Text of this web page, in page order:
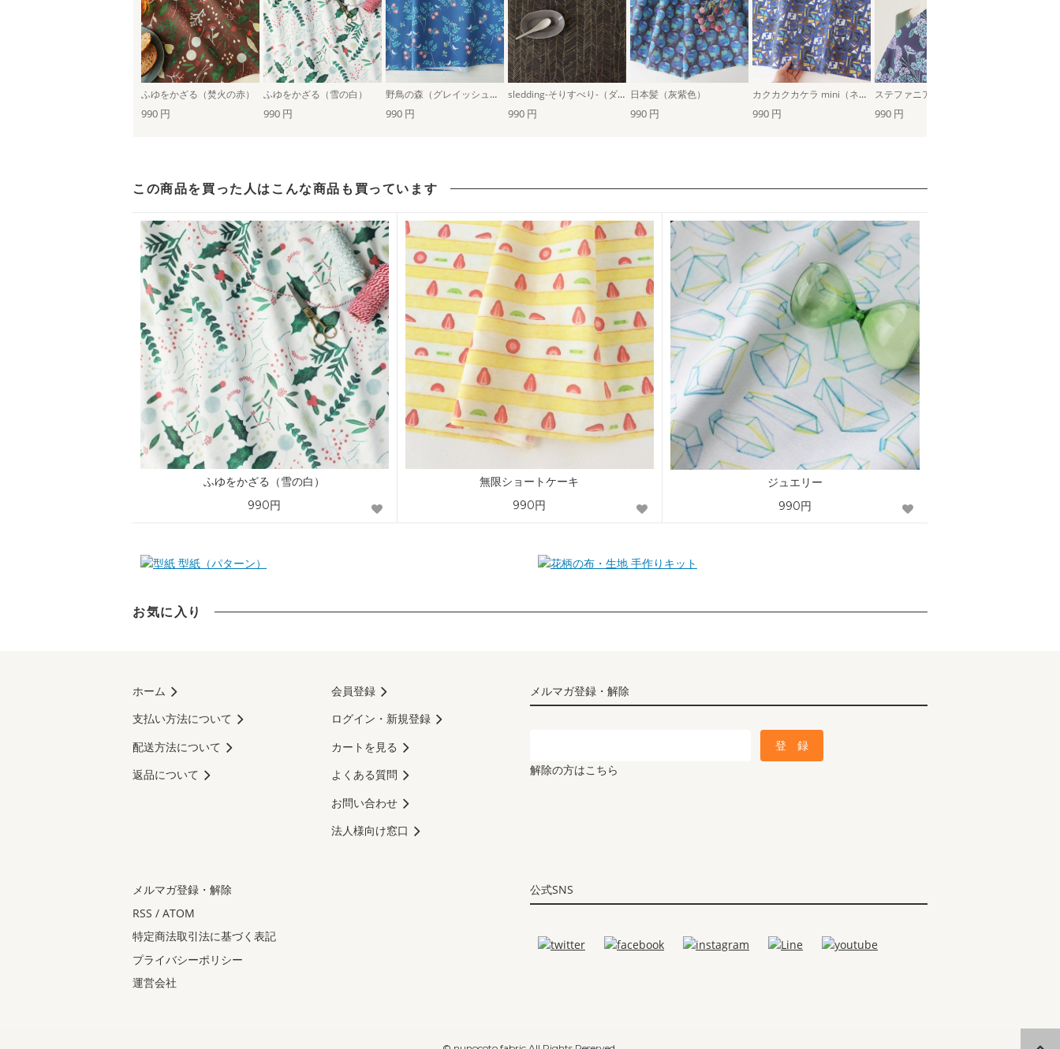
ふゆをかざる（焚火の赤） ふゆをかざる（雪の白） 野鳥の森（グレイッシュネイビー） sledding-そりすべり-（ダークブラウン） 日本髪（灰紫色） カクカクカケラ mini（ネイビーブルー）
990 円 990 円 990 円 990 円 990 円 990 円 990 円
この商品を買った人はこんな商品も買っています
ふゆをかざる（雪の白）
990円
無限ショートケーキ
990円
ジュエリー
990円
型紙（パターン） 手作りキット
お気に入り
メルマガ登録・解除
解除の方はこちら
ホーム
支払い方法について
配送方法について
返品について
会員登録
ログイン・新規登録
カートを見る
よくある質問
お問い合わせ
法人様向け窓口
公式SNS
メルマガ登録・解除
RSS / ATOM
特定商法取引法に基づく表記
プライバシーポリシー
運営会社